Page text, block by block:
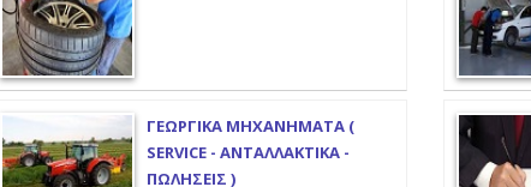
ΓΕΩΡΓΙΚΑ ΜΗΧΑΝΗΜΑΤΑ (
SERVICE - ΑΝΤΑΛΛΑΚΤΙΚΑ -
ΠΩΛΗΣΕΙΣ )